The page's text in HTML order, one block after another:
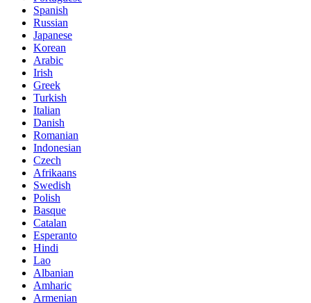
Spanish
Russian
Japanese
Korean
Arabic
Irish
Greek
Turkish
Italian
Danish
Romanian
Indonesian
Czech
Afrikaans
Swedish
Polish
Basque
Catalan
Esperanto
Hindi
Lao
Albanian
Amharic
Armenian